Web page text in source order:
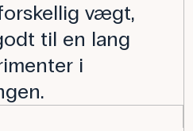
vægt,
til en lang
i